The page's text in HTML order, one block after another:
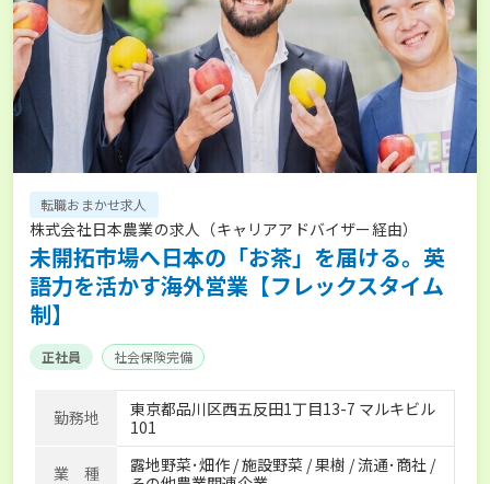
転職おまかせ求人
株式会社日本農業の求人（キャリアアドバイザー経由）
未開拓市場へ日本の「お茶」を届ける。英
語力を活かす海外営業【フレックスタイム
制】
正社員 社会保険完備
勤務地
東京都品川区西五反田1丁目13-7 マルキビル
101
業 種
露地野菜･畑作 / 施設野菜 / 果樹 / 流通･商社 /